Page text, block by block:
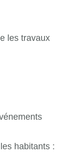
les travaux
habitants :